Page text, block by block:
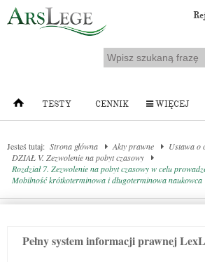
TESTY CENNIK WIĘCEJ
Jesteś tutaj: Strona główna Akty prawne
Ustawa o
DZIAŁ V. Zezwolenie na pobyt czasowy
Rozdział 7. Zezwolenie na pobyt czasowy w celu
Mobilność krótkoterminowa i długoterminowa naukowca
Pełny system informacji prawnej